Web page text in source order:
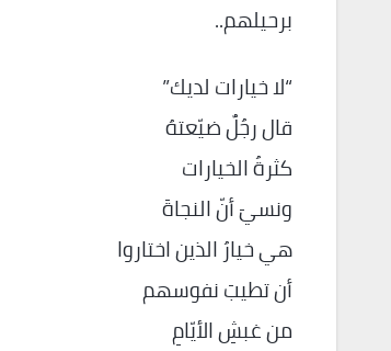
برحيلهم..
“لا خيارات لديك”
قال رجُلٌ ضيّعتهُ
كثرةُ الخيارات
ونسيَ أنّ النجاةَ
هي خيارُ الذين اختاروا
أن تطيبَ نفوسهم
من غبشِ الأيّامِ